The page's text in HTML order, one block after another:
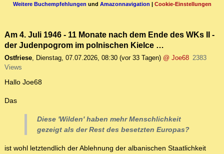
Weitere Buchempfehlungen und Amazonnavigation | Cookie-Einstellungen
Am 4. Juli 1946 - 11 Monate nach dem Ende des WKs II -
der Judenpogrom im polnischen Kielce …
Ostfriese, Dienstag, 07.07.2026, 08:30 (vor 33 Tagen) @ Joe68 2383
Views
Hallo Joe68
Das
Diese 'Wilden' haben mehr Menschlichkeit
gezeigt als der Rest des besetzten Europas?
ist wohl letztendlich der Ablehnung der albanischen Staatlichkeit